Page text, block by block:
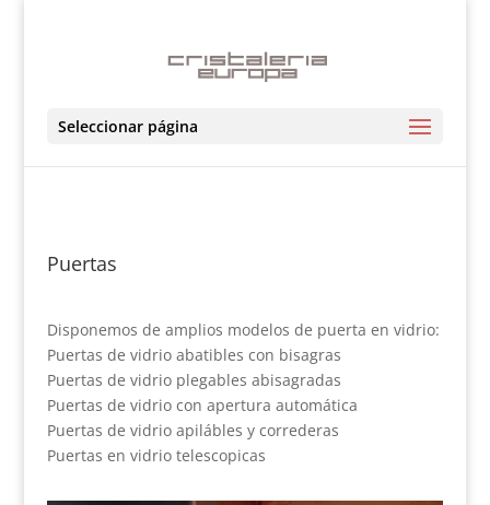
Seleccionar página
Puertas
Disponemos de amplios modelos de puerta en vidrio:
Puertas de vidrio abatibles con bisagras
Puertas de vidrio plegables abisagradas
Puertas de vidrio con apertura automática
Puertas de vidrio apilábles y correderas
Puertas en vidrio telescopicas